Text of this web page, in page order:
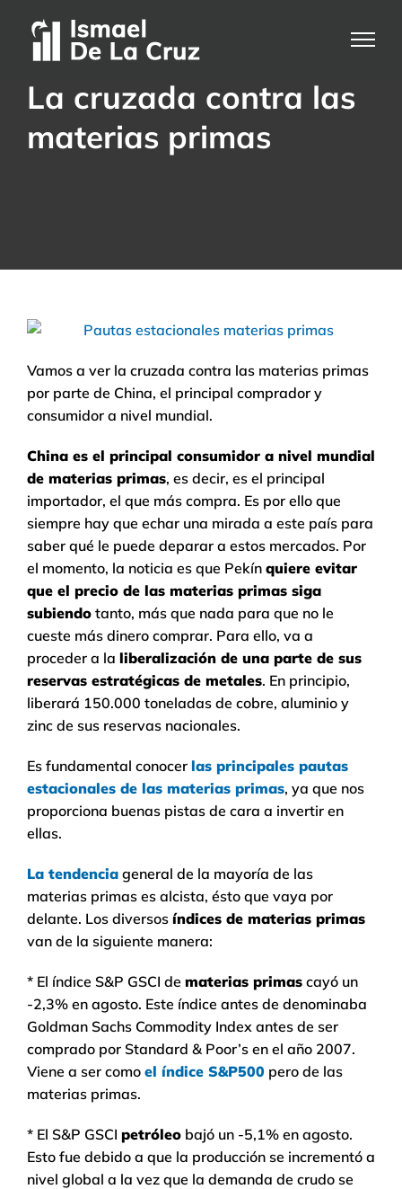
La cruzada contra las
materias primas
Vamos a ver la cruzada contra las materias primas
por parte de China, el principal comprador y
consumidor a nivel mundial.
China es el principal consumidor a nivel mundial
de materias primas, es decir, es el principal
importador, el que más compra. Es por ello que
siempre hay que echar una mirada a este país para
saber qué le puede deparar a estos mercados. Por
el momento, la noticia es que Pekín quiere evitar
que el precio de las materias primas siga
subiendo tanto, más que nada para que no le
cueste más dinero comprar. Para ello, va a
proceder a la liberalización de una parte de sus
reservas estratégicas de metales. En principio,
liberará 150.000 toneladas de cobre, aluminio y
zinc de sus reservas nacionales.
Es fundamental conocer las principales pautas
estacionales de las materias primas, ya que nos
proporciona buenas pistas de cara a invertir en
ellas.
La tendencia general de la mayoría de las
materias primas es alcista, ésto que vaya por
delante. Los diversos índices de materias primas
van de la siguiente manera:
* El índice S&P GSCI de materias primas cayó un
-2,3% en agosto. Este índice antes de denominaba
Goldman Sachs Commodity Index antes de ser
comprado por Standard & Poor’s en el año 2007.
Viene a ser como el índice S&P500 pero de las
materias primas.
* El S&P GSCI petróleo bajó un -5,1% en agosto.
Esto fue debido a que la producción se incrementó a
nivel global a la vez que la demanda de crudo se